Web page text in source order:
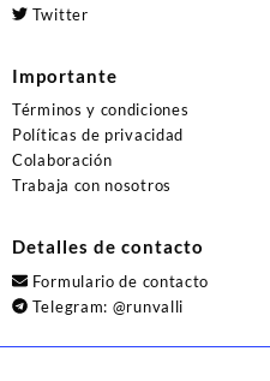
Twitter
Importante
Términos y condiciones
Políticas de privacidad
Colaboración
Trabaja con nosotros
Detalles de contacto
Formulario de contacto
Telegram: @runvalli